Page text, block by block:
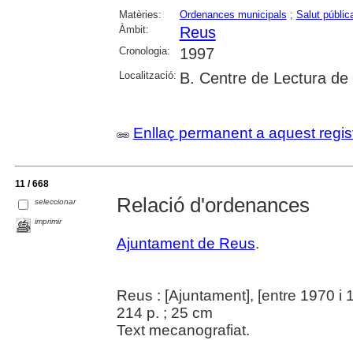
Matèries: Ordenances municipals ; Salut
Àmbit:
Reus
Cronologia: 1997
Localització: B. Centre de Lectura de
Enllaç permanent a aquest
11 / 668
seleccionar
imprimir
Relació d'ordenances
Ajuntament de Reus.
Reus : [Ajuntament], [entre 1970 i
214 p. ; 25 cm
Text mecanografiat.